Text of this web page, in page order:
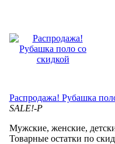
Распродажа! Рубашка
SALE!-P
Мужские, женские,
Товарные остатки по